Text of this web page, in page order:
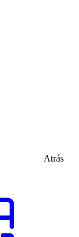
Atrás